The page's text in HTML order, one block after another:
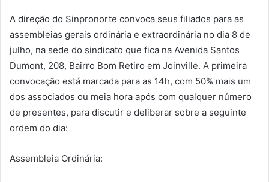
A direção do Sinpronorte convoca seus filiados para as
assembleias gerais ordinária e extraordinária no dia 8 de
julho, na sede do sindicato que fica na Avenida Santos
Dumont, 208, Bairro Bom Retiro em Joinville. A primeira
convocação está marcada para as 14h, com 50% mais um
dos associados ou meia hora após com qualquer número
de presentes, para discutir e deliberar sobre a seguinte
ordem do dia:
Assembleia Ordinária: